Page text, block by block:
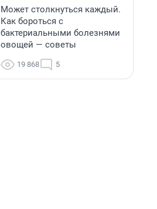
Может столкнуться каждый.
Как бороться с
бактериальными болезнями
овощей — советы
19 868 5